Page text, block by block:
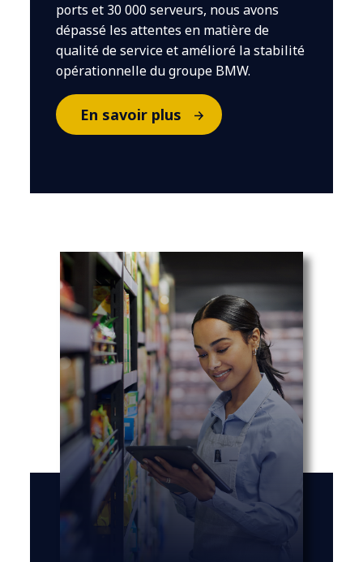
ports et 30 000 serveurs, nous avons
dépassé les attentes en matière de
qualité de service et amélioré la stabilité
opérationnelle du groupe BMW.
En savoir plus